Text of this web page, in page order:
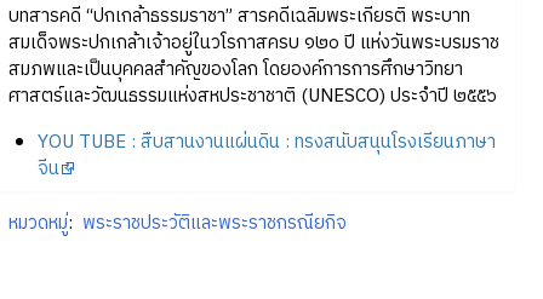
บทสารคดี “ปกเกล้าธรรมราชา” สารคดีเฉลิมพระเกียรติ พระบาท
สมเด็จพระปกเกล้าเจ้าอยู่ในวโรกาสครบ ๑๒๐ ปี แห่งวันพระบรมราช
สมภพและเป็นบุคคลสำคัญของโลก โดยองค์การการศึกษาวิทยา
ศาสตร์และวัฒนธรรมแห่งสหประชาชาติ (UNESCO) ประจำปี ๒๕๕๖
YOU TUBE : สืบสานงานแผ่นดิน : ทรงสนับสนุนโรงเรียนภาษา
จีน
หมวดหมู่: พระราชประวัติและพระราชกรณียกิจ